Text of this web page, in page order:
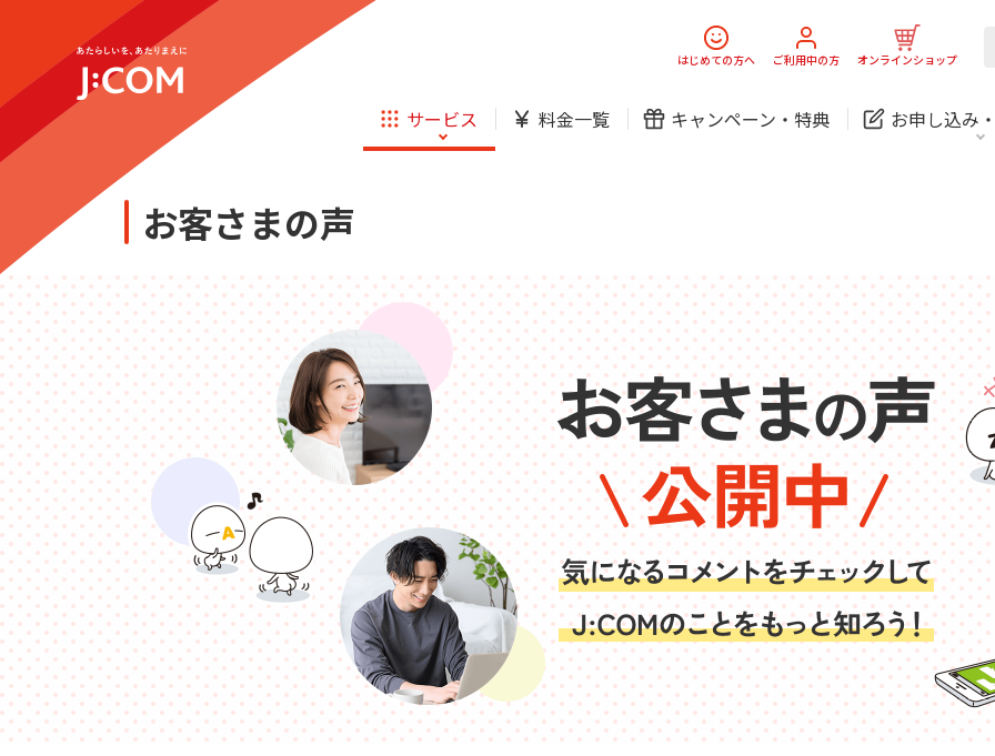
はじめての方へ ご利用中の方 オンラインショップ
サービス 料金一覧 キャンペーン・ 特典 お申し込み
テレビ ネット スマホ でんき
ほけん ローン 防犯カメラ オンライン診療
相続そうだん その他サービス
新規ご加入の方
新規ご加入の方
お申し込み
新規ご加入の方
お問い合わせ
ご利用中の方
各種お手続き
あなたにピッタリのプランがすぐわかる
料金シミュレーション
無料・特別料金の物件も！
対応エリア・物件をご案内
企業理念 サステナビリティ 中期経営計画 ニュースリリース 会社案内
テレビ ネット スマホ でんき
ほけん オンライン
診療 ホームIoT 防犯カメラ
J:COM STREAM えんかくサポート
おうちサポート
防災情報サービス
自転車生活サポート
J:COMブックス
WiMAX
障害・メンテナンス情報
各種お手続き
パーソナルID
料金
訪問・窓口
契約
加入特典
スマホ でんき
相続そうだん その他サービス
料金シミュレーション 対応エリア・物件をご案内
企業理念 サステナビリティ ニュースリリース
でんき
オンライン
診療
J:COM STREAM えんかくサポート
WiMAX
障害・メンテナンス情報
パーソナルID
料金
訪問・窓口
契約
加入特典
お客さまの声